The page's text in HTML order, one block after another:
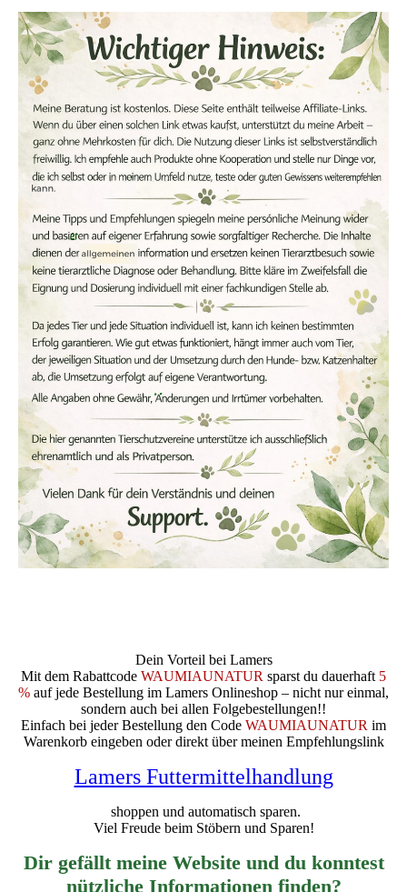
Dein Vorteil bei Lamers
Mit dem Rabattcode WAUMIAUNATUR sparst du dauerhaft 5
% auf jede Bestellung im Lamers Onlineshop – nicht nur einmal,
sondern auch bei allen Folgebestellungen!!
Einfach bei jeder Bestellung den Code WAUMIAUNATUR im
Warenkorb eingeben oder direkt über meinen Empfehlungslink
Lamers Futtermittelhandlung
shoppen und automatisch sparen.
Viel Freude beim Stöbern und Sparen!
Dir gefällt meine Website und du konntest
nützliche Informationen finden?